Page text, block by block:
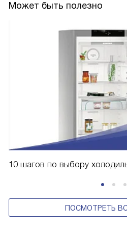
Может быть полезно
10 шагов по выбору
ПОСМОТРЕТЬ